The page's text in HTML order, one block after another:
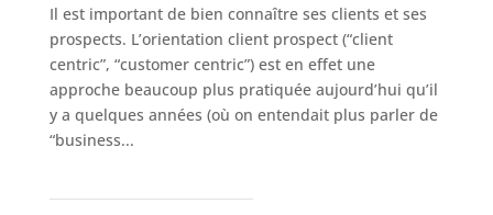
Il est important de bien connaître ses clients et ses
prospects. L’orientation client prospect (“client
centric”, “customer centric”) est en effet une
approche beaucoup plus pratiquée aujourd’hui qu’il
y a quelques années (où on entendait plus parler de
“business...